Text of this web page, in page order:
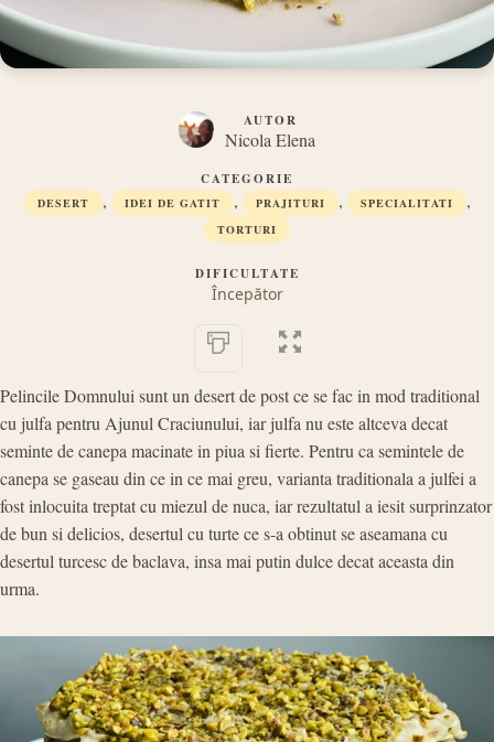
AUTOR
Nicola Elena
CATEGORIE
DESERT , IDEI DE GATIT , PRAJITURI , SPECIALITATI ,
TORTURI
DIFICULTATE
Începător
Pelincile Domnului sunt un desert de post ce se fac in mod traditional
cu julfa pentru Ajunul Craciunului, iar julfa nu este altceva decat
seminte de canepa macinate in piua si fierte. Pentru ca semintele de
canepa se gaseau din ce in ce mai greu, varianta traditionala a julfei a
fost inlocuita treptat cu miezul de nuca, iar rezultatul a iesit surprinzator
de bun si delicios, desertul cu turte ce s-a obtinut se aseamana cu
desertul turcesc de baclava, insa mai putin dulce decat aceasta din
urma.